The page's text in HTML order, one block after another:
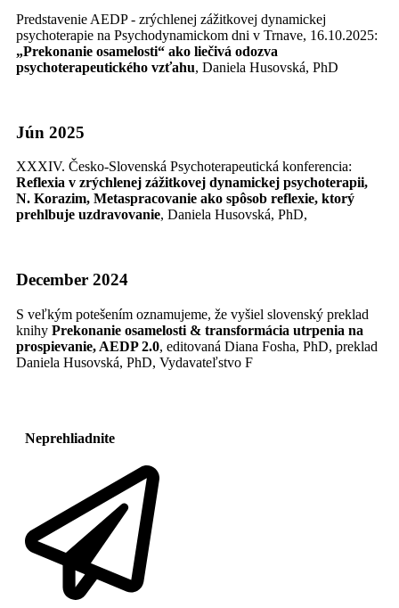
Predstavenie AEDP - zrýchlenej zážitkovej dynamickej
psychoterapie na Psychodynamickom dni v Trnave, 16.10.2025:
„Prekonanie osamelosti“ ako liečivá odozva
psychoterapeutického vzťahu, Daniela Husovská, PhD
Jún 2025
XXXIV. Česko-Slovenská Psychoterapeutická konferencia:
Reflexia v zrýchlenej zážitkovej dynamickej psychoterapii,
N. Korazim, Metaspracovanie ako spôsob reflexie, ktorý
prehlbuje uzdravovanie, Daniela Husovská, PhD,
December 2024
S veľkým potešením oznamujeme, že vyšiel slovenský preklad
knihy Prekonanie osamelosti & transformácia utrpenia na
prospievanie, AEDP 2.0, editovaná Diana Fosha, PhD, preklad
Daniela Husovská, PhD, Vydavateľstvo F
Neprehliadnite